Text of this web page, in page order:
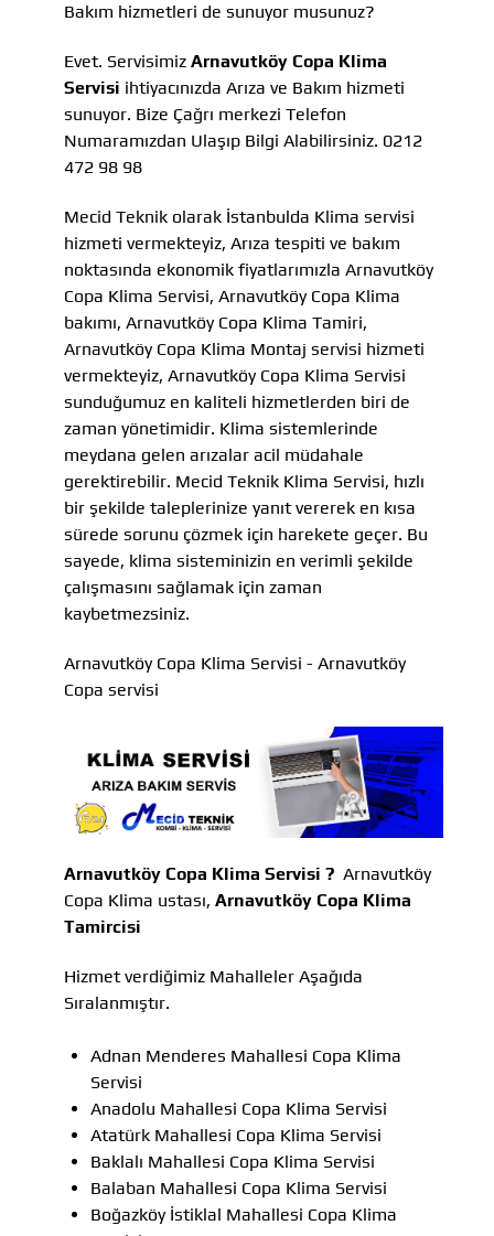
Bakım hizmetleri de sunuyor musunuz?
Evet. Servisimiz Arnavutköy Copa Klima
Servisi ihtiyacınızda Arıza ve Bakım hizmeti
sunuyor. Bize Çağrı merkezi Telefon
Numaramızdan Ulaşıp Bilgi Alabilirsiniz. 0212
472 98 98
Mecid Teknik olarak İstanbulda Klima servisi
hizmeti vermekteyiz, Arıza tespiti ve bakım
noktasında ekonomik fiyatlarımızla Arnavutköy
Copa Klima Servisi, Arnavutköy Copa Klima
bakımı, Arnavutköy Copa Klima Tamiri,
Arnavutköy Copa Klima Montaj servisi hizmeti
vermekteyiz, Arnavutköy Copa Klima Servisi
sunduğumuz en kaliteli hizmetlerden biri de
zaman yönetimidir. Klima sistemlerinde
meydana gelen arızalar acil müdahale
gerektirebilir. Mecid Teknik Klima Servisi, hızlı
bir şekilde taleplerinize yanıt vererek en kısa
sürede sorunu çözmek için harekete geçer. Bu
sayede, klima sisteminizin en verimli şekilde
çalışmasını sağlamak için zaman
kaybetmezsiniz.
Arnavutköy Copa Klima Servisi - Arnavutköy
Copa servisi
Arnavutköy Copa Klima Servisi ? Arnavutköy
Copa Klima ustası, Arnavutköy Copa Klima
Tamircisi
Hizmet verdiğimiz Mahalleler Aşağıda
Sıralanmıştır.
Adnan Menderes Mahallesi Copa Klima
Servisi
Anadolu Mahallesi Copa Klima Servisi
Atatürk Mahallesi Copa Klima Servisi
Baklalı Mahallesi Copa Klima Servisi
Balaban Mahallesi Copa Klima Servisi
Boğazköy İstiklal Mahallesi Copa Klima